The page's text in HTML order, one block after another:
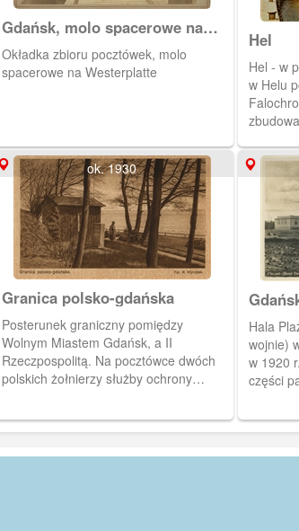
Gdańsk, molo spacerowe na
Westerplatte
Okładka zbioru pocztówek, molo
spacerowe na Westerplatte
Hel
Hel - w
w Helu
ok. 1930
Granica polsko-gdańska
Posterunek graniczny pomiędzy
Wolnym Miastem Gdańsk, a II
Rzeczpospolitą. Na pocztówce dwóch
polskich żołnierzy służby ochrony
"Nasz Bałtyk"
Hala
wojnie)
w 1920
części
niej